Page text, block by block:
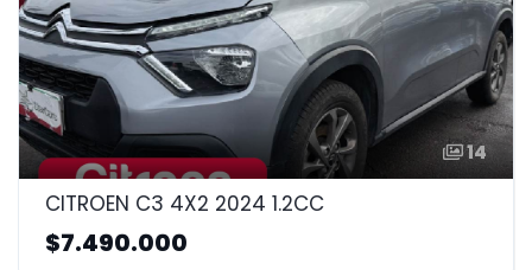
14
CITROEN C3 4X2 2024 1.2CC
$7.490.000